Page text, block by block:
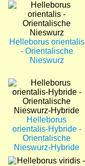
Bild
Helleborus orientalis
- Orientalische
Nieswurz
Bild
Helleborus
orientalis-Hybride -
Orientalische
Nieswurz-Hybride
Bild